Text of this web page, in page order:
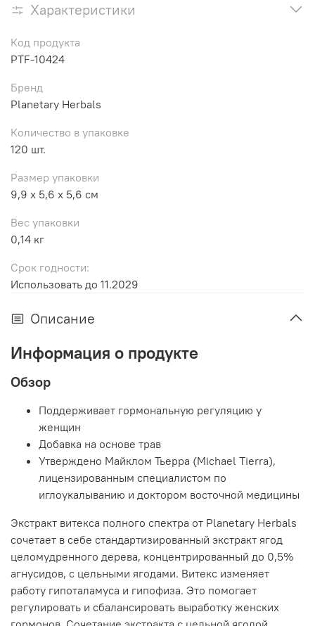
Характеристики
Код продукта
PTF-10424
Бренд
Planetary Herbals
Количество в упаковке
120 шт.
Размер упаковки
9,9 x 5,6 x 5,6 см
Вес упаковки
0,14 кг
Срок годности:
Использовать до 11.2029
Описание
Информация о продукте
Обзор
Поддерживает гормональную регуляцию у
женщин
Добавка на основе трав
Утверждено Майклом Тьерра (Michael Tierra),
лицензированным специалистом по
иглоукалыванию и доктором восточной медицины
Экстракт витекса полного спектра от Planetary Herbals
сочетает в себе стандартизированный экстракт ягод
целомудренного дерева, концентрированный до 0,5%
агнусидов, с цельными ягодами. Витекс изменяет
работу гипоталамуса и гипофиза. Это помогает
регулировать и сбалансировать выработку женских